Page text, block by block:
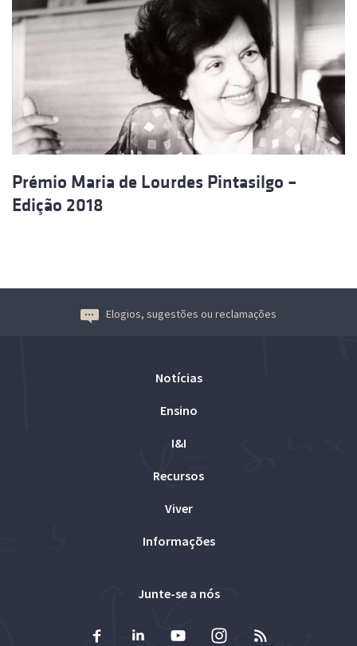
Prémio Maria de Lourdes Pintasilgo –
Edição 2018
Elogios, sugestões ou reclamações
Notícias
Ensino
I&I
Recursos
Viver
Informações
Junte-se a nós